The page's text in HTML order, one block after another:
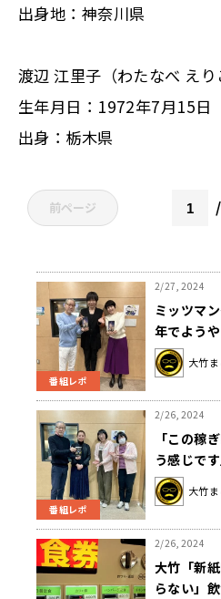
出身地：神奈川県
渡辺 江里子（わたなべ えり
生年月日：1972年7月15日
出身：栃木県
前ページ
番組レポ
2/27, 2024
ミッツマ
年でようや
大竹
番組レポ
2/26, 2024
「この稼
う感じで
日本人風俗
大竹
2/26, 2024
大竹「新
らない」